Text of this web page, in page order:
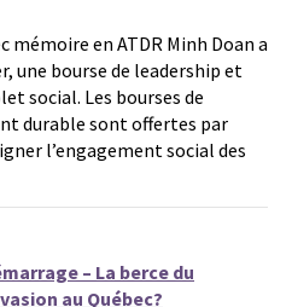
mémoire en ATDR Minh Doan a
une bourse de leadership et
social. Les bourses de
durable sont offertes par
l’engagement social des
– La berce du
au Québec?